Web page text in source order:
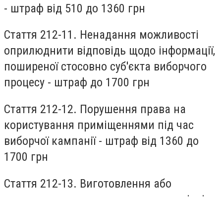
- штраф від 510 до 1360 грн
Стаття 212-11 . Ненадання можливості
оприлюднити відповідь щодо інформації,
поширеної стосовно суб'єкта виборчого
процесу - штраф до 1700 грн
Стаття 212-12. Порушення права на
користування приміщеннями під час
виборчої кампанії - штраф від 1360 до
1700 грн
Стаття 212-13. Виготовлення або